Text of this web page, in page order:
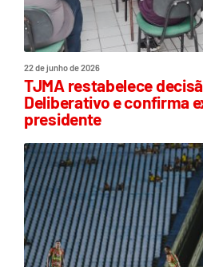
22 de junho de 2026
TJMA restabelece
Deliberativo e confirma
presidente